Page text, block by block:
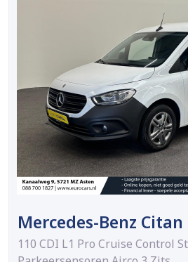
Mercedes-Benz Citan
110 CDI L1 Pro Cruise Control